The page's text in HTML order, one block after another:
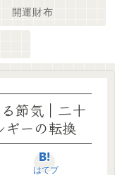
開運財布
節気｜二十
ギーの転換
はてブ